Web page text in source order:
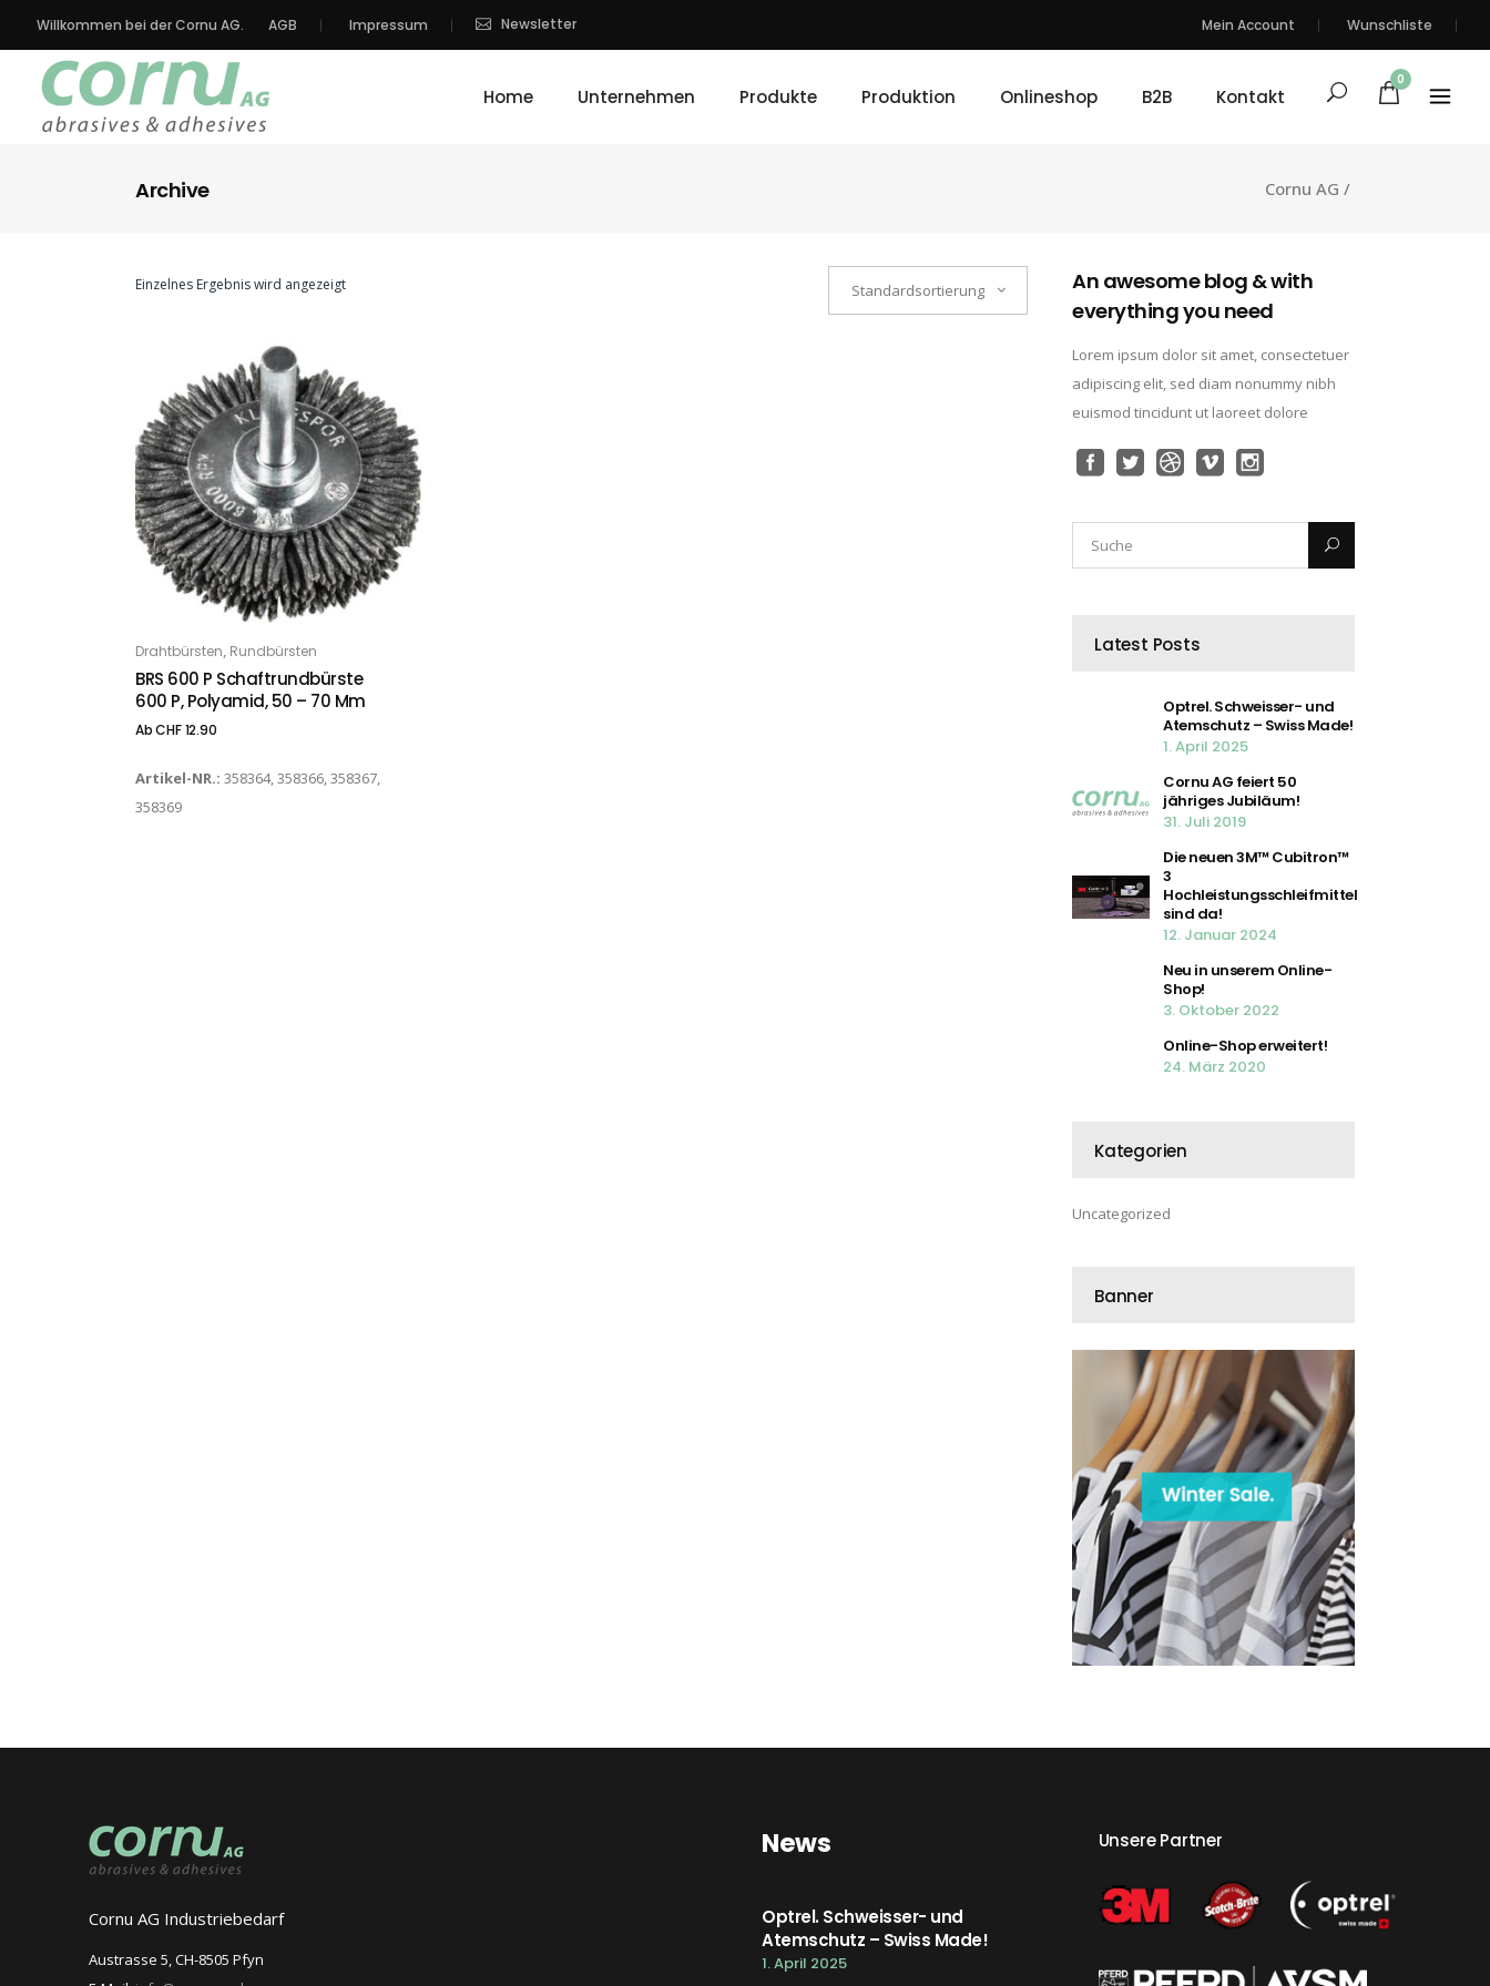
Willkommen bei der Cornu AG. AGB Impressum Newsletter Mein Account Wunschliste
Home Unternehmen Produkte Produktion Onlineshop B2B Kontakt
0
Archive Cornu AG /
Einzelnes Ergebnis wird angezeigt Standardsortierung
OPTIONS
Drahtbürsten Rundbürsten
BRS 600 P Schaftrundbürste
600 P, Polyamid, 50 – 70 Mm
AbCHF12.90
Artikel-NR.: 358364, 358366, 358367,
358369
An awesome blog & with
everything you need
Lorem ipsum dolor sit amet, consectetuer
adipiscing elit, sed diam nonummy nibh
euismod tincidunt ut laoreet dolore
Latest Posts
Optrel. Schweisser- und
Atemschutz – Swiss Made!
1. April 2025
Cornu AG feiert 50
jähriges Jubiläum!
31. Juli 2019
Die neuen 3M™ Cubitron™
3
Hochleistungsschleifmittel
sind da!
12. Januar 2024
Neu in unserem Online-
Shop!
3. Oktober 2022
Online-Shop erweitert!
24. März 2020
Kategorien
Uncategorized
Banner
Cornu AG Industriebedarf
Austrasse 5, CH-8505 Pfyn
News
Optrel. Schweisser- und
Atemschutz – Swiss Made!
1. April 2025
Unsere Partner